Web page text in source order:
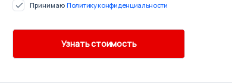
Принимаю Политику конфиденциальности